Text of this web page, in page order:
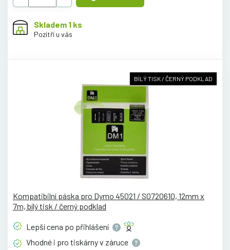
Skladem 1 ks
Pozítří u vás
BÍLÝ TISK / ČERNÝ PODKLAD
Kompatibilní páska pro Dymo 45021 / S0720610, 12mm x
7m, bílý tisk / černý podklad
Lepší cena po přihlášení
Vhodné i pro tiskárny v záruce